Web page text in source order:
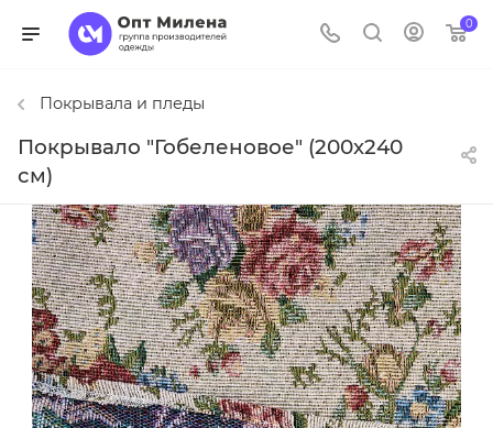
0
Покрывала и пледы
Покрывало "Гобеленовое" (200х240
см)